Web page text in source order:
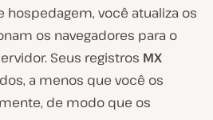
hospedagem, você atualiza os
os navegadores para o
Seus registros MX
a menos que você os
de modo que os